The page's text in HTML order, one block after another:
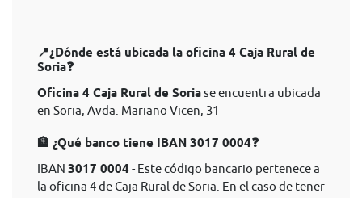
📍¿Dónde está ubicada la oficina 4 Caja Rural de
Soria❓
Oficina 4 Caja Rural de Soriase encuentra ubicada
en Soria, Avda. Mariano Vicen, 31
🏦 ¿Qué banco tiene IBAN 3017 0004❓
IBAN 3017 0004 - Este código bancario pertenece a
la oficina 4 de Caja Rural de Soria. En el caso de tener